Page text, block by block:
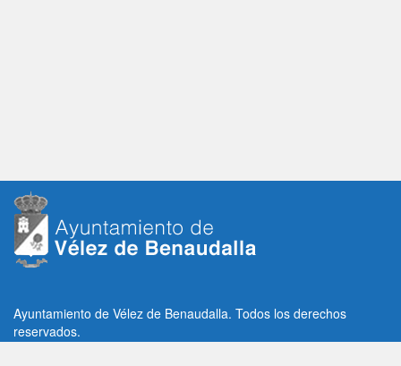
Ayuntamiento de Vélez de Benaudalla. Todos los derechos
reservados.